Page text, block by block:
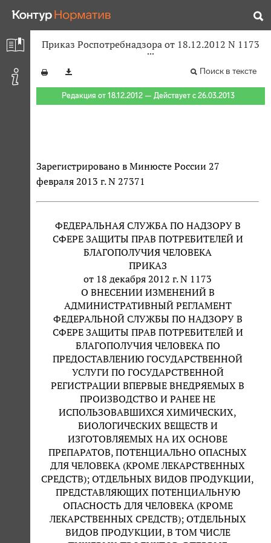
Приказ Роспотребнадзора от 18.12.2012 N 1173
Поиск в тексте
Редакция от 18.12.2012 — Действует с 26.03.2013
Зарегистрировано в Минюсте России 27
февраля 2013 г. N 27371
ФЕДЕРАЛЬНАЯ СЛУЖБА ПО НАДЗОРУ В
СФЕРЕ ЗАЩИТЫ ПРАВ ПОТРЕБИТЕЛЕЙ И
БЛАГОПОЛУЧИЯ ЧЕЛОВЕКА
ПРИКАЗ
от 18 декабря 2012 г. N 1173
О ВНЕСЕНИИ ИЗМЕНЕНИЙ В
АДМИНИСТРАТИВНЫЙ РЕГЛАМЕНТ
ФЕДЕРАЛЬНОЙ СЛУЖБЫ ПО НАДЗОРУ В
СФЕРЕ ЗАЩИТЫ ПРАВ ПОТРЕБИТЕЛЕЙ И
БЛАГОПОЛУЧИЯ ЧЕЛОВЕКА ПО
ПРЕДОСТАВЛЕНИЮ ГОСУДАРСТВЕННОЙ
УСЛУГИ ПО ГОСУДАРСТВЕННОЙ
РЕГИСТРАЦИИ ВПЕРВЫЕ ВНЕДРЯЕМЫХ В
ПРОИЗВОДСТВО И РАНЕЕ НЕ
ИСПОЛЬЗОВАВШИХСЯ ХИМИЧЕСКИХ,
БИОЛОГИЧЕСКИХ ВЕЩЕСТВ И
ИЗГОТОВЛЯЕМЫХ НА ИХ ОСНОВЕ
ПРЕПАРАТОВ, ПОТЕНЦИАЛЬНО ОПАСНЫХ
ДЛЯ ЧЕЛОВЕКА (КРОМЕ ЛЕКАРСТВЕННЫХ
СРЕДСТВ); ОТДЕЛЬНЫХ ВИДОВ ПРОДУКЦИИ,
ПРЕДСТАВЛЯЮЩИХ ПОТЕНЦИАЛЬНУЮ
ОПАСНОСТЬ ДЛЯ ЧЕЛОВЕКА (КРОМЕ
ЛЕКАРСТВЕННЫХ СРЕДСТВ); ОТДЕЛЬНЫХ
ВИДОВ ПРОДУКЦИИ, В ТОМ ЧИСЛЕ